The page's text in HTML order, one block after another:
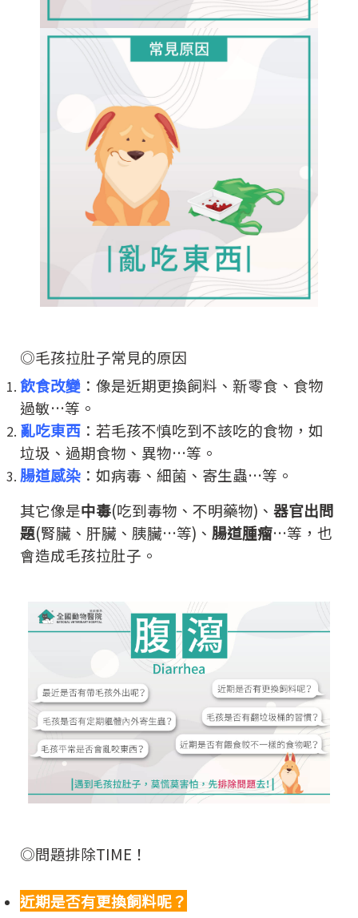
◎毛孩拉肚子常見的原因
飲食改變 ：像是近期更換飼料、新零食、食物
過敏…等。
亂吃東西 ：若毛孩不慎吃到不該吃的食物，如
垃圾、過期食物、異物…等。
腸道感染 ：如病毒、細菌、寄生蟲…等。
其它像是中毒(吃到毒物、不明藥物)、 器官出問
題(腎臟、肝臟、胰臟…等)、 腸道腫瘤…等，也
會造成毛孩拉肚子。
◎問題排除TIME！
近期是否有更換飼料呢？